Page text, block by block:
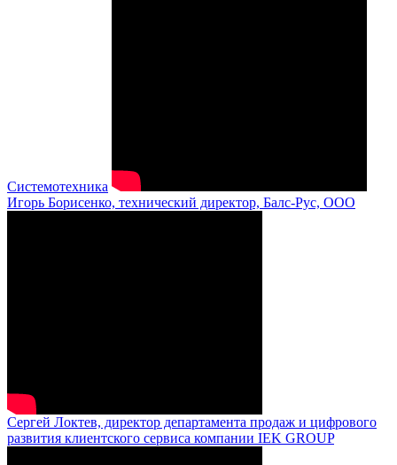
Системотехника
Игорь Борисенко, технический директор, Балс-Рус, ООО
Сергей Локтев, директор департамента продаж и цифрового
развития клиентского сервиса компании IEK GROUP